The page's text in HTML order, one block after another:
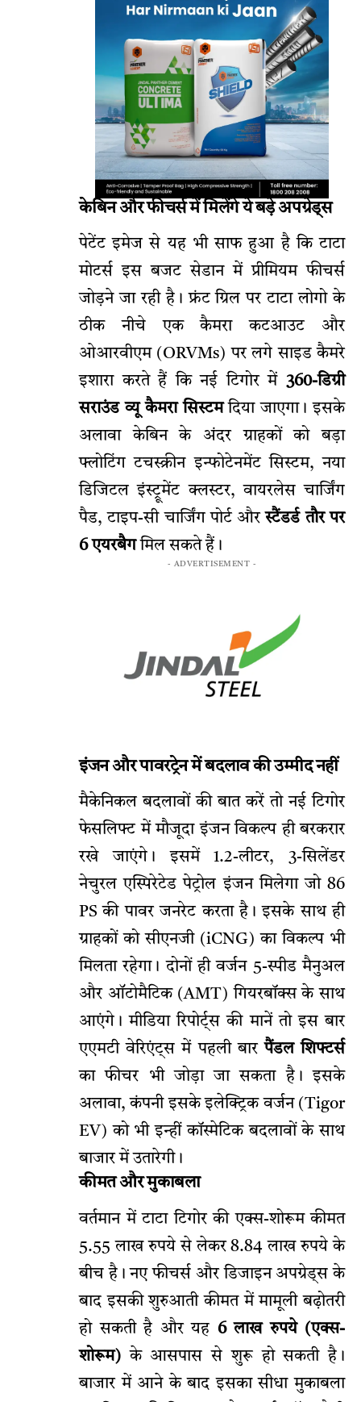
केबिन और फीचर्स में मिलेंगे ये बड़े अपग्रेड्स
पेटेंट इमेज से यह भी साफ हुआ है कि टाटा
मोटर्स इस बजट सेडान में प्रीमियम फीचर्स
जोड़ने जा रही है। फ्रंट ग्रिल पर टाटा लोगो के
ठीक नीचे एक कैमरा कटआउट और
ओआरवीएम (ORVMs) पर लगे साइड कैमरे
इशारा करते हैं कि नई टिगोर में 360-डिग्री
सराउंड व्यू कैमरा सिस्टमदिया जाएगा। इसके
अलावा केबिन के अंदर ग्राहकों को बड़ा
फ्लोटिंग टचस्क्रीन इन्फोटेनमेंट सिस्टम, नया
डिजिटल इंस्ट्रूमेंट क्लस्टर, वायरलेस चार्जिंग
पैड, टाइप-सी चार्जिंग पोर्ट औरस्टैंडर्ड तौर पर
6 एयरबैगमिल सकते हैं।
- ADVERTISEMENT -
इंजन और पावरट्रेन में बदलाव की उम्मीद नहीं
मैकेनिकल बदलावों की बात करें तो नई टिगोर
फेसलिफ्ट में मौजूदा इंजन विकल्प ही बरकरार
रखे जाएंगे। इसमें 1.2-लीटर, 3-सिलेंडर
नेचुरल एस्पिरेटेड पेट्रोल इंजन मिलेगा जो 86
PS की पावर जनरेट करता है। इसके साथ ही
ग्राहकों को सीएनजी (iCNG) का विकल्प भी
मिलता रहेगा। दोनों ही वर्जन 5-स्पीड मैनुअल
और ऑटोमैटिक (AMT) गियरबॉक्स के साथ
आएंगे। मीडिया रिपोर्ट्स की मानें तो इस बार
एएमटी वेरिएंट्स में पहली बार पैंडल शिफ्टर्स
का फीचर भी जोड़ा जा सकता है। इसके
अलावा, कंपनी इसके इलेक्ट्रिक वर्जन (Tigor
EV) को भी इन्हीं कॉस्मेटिक बदलावों के साथ
बाजार में उतारेगी।
कीमत और मुकाबला
वर्तमान में टाटा टिगोर की एक्स-शोरूम कीमत
5.55 लाख रुपये से लेकर 8.84 लाख रुपये के
बीच है। नए फीचर्स और डिजाइन अपग्रेड्स के
बाद इसकी शुरुआती कीमत में मामूली बढ़ोतरी
हो सकती है और यह 6 लाख रुपये (एक्स-
शोरूम) के आसपास से शुरू हो सकती है।
बाजार में आने के बाद इसका सीधा मुकाबला